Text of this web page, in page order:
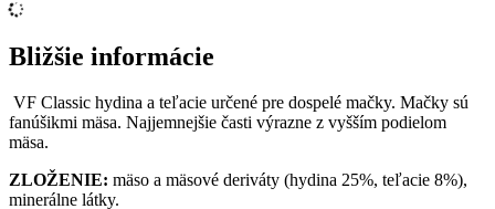
Bližšie informácie
VF Classic hydina a teľacie určené pre dospelé mačky. Mačky sú
fanúšikmi mäsa. Najjemnejšie časti výrazne z vyšším podielom
mäsa.
ZLOŽENIE: mäso a mäsové deriváty (hydina 25%, teľacie 8%),
minerálne látky.